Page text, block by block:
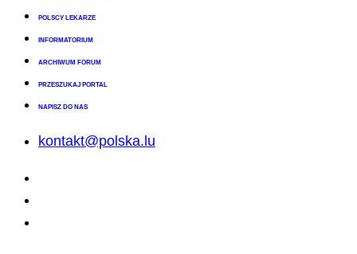
POLSCY LEKARZE
INFORMATORIUM
ARCHIWUM FORUM
PRZESZUKAJ PORTAL
NAPISZ DO NAS
kontakt@polska.lu